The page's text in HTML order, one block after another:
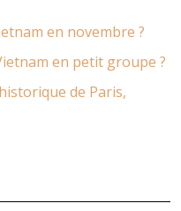
en novembre ?
en petit groupe ?
de Paris,